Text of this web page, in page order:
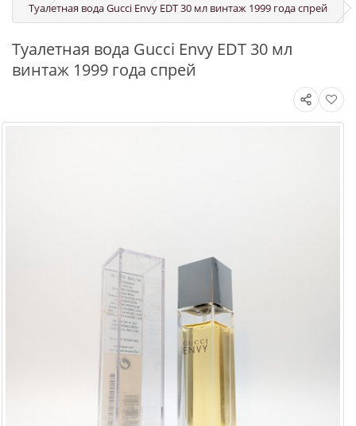
Туалетная вода Gucci Envy EDT 30 мл винтаж 1999 года спрей
Туалетная вода Gucci Envy EDT 30 мл
винтаж 1999 года спрей